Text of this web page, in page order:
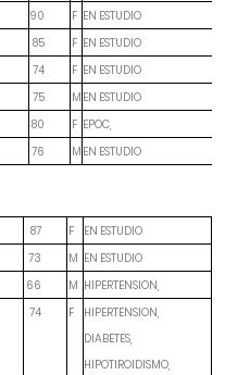
90 F EN ESTUDIO
85 F EN ESTUDIO
74 F EN ESTUDIO
75 M EN ESTUDIO
80 F EPOC,
76 M EN ESTUDIO
87 F
EN ESTUDIO
73 M EN ESTUDIO
66 M HIPERTENSION,
74 F
HIPERTENSION,
DIABETES,
HIPOTIROIDISMO,